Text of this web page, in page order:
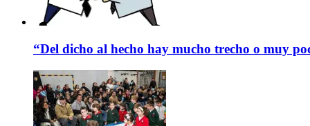
“Del dicho al hecho hay mucho trecho o muy